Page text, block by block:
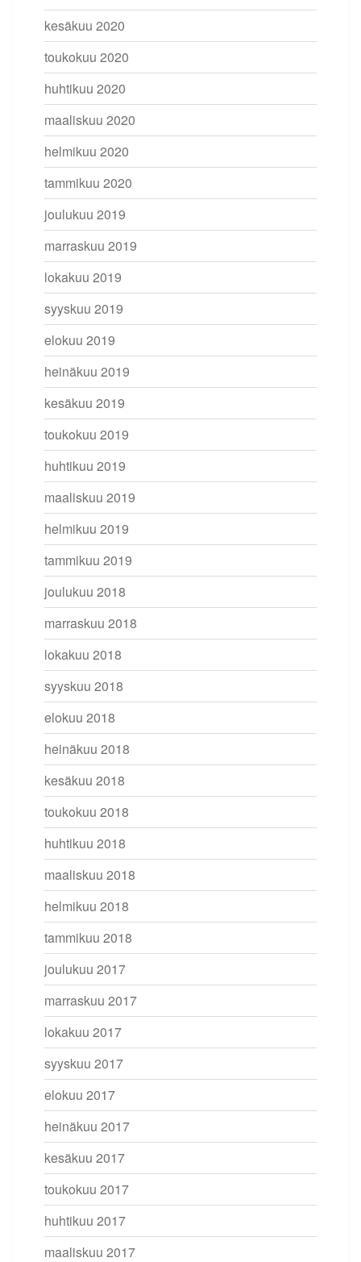
kesäkuu 2020
toukokuu 2020
huhtikuu 2020
maaliskuu 2020
helmikuu 2020
tammikuu 2020
joulukuu 2019
marraskuu 2019
lokakuu 2019
syyskuu 2019
elokuu 2019
heinäkuu 2019
kesäkuu 2019
toukokuu 2019
huhtikuu 2019
maaliskuu 2019
helmikuu 2019
tammikuu 2019
joulukuu 2018
marraskuu 2018
lokakuu 2018
syyskuu 2018
elokuu 2018
heinäkuu 2018
kesäkuu 2018
toukokuu 2018
huhtikuu 2018
maaliskuu 2018
helmikuu 2018
tammikuu 2018
joulukuu 2017
marraskuu 2017
lokakuu 2017
syyskuu 2017
elokuu 2017
heinäkuu 2017
kesäkuu 2017
toukokuu 2017
huhtikuu 2017
maaliskuu 2017